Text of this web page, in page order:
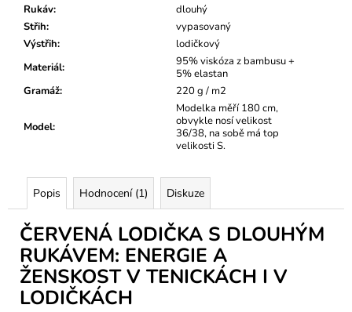
Rukáv:
dlouhý
Střih:
vypasovaný
Výstřih:
lodičkový
Materiál:
95% viskóza z bambusu +
5% elastan
Gramáž: 220 g / m2
Model:
Modelka měří 180 cm,
obvykle nosí velikost
36/38, na sobě má top
velikosti S.
Popis Hodnocení (1) Diskuze
ČERVENÁ LODIČKA S DLOUHÝM
RUKÁVEM: ENERGIE A
ŽENSKOST V TENICKÁCH I V
LODIČKÁCH